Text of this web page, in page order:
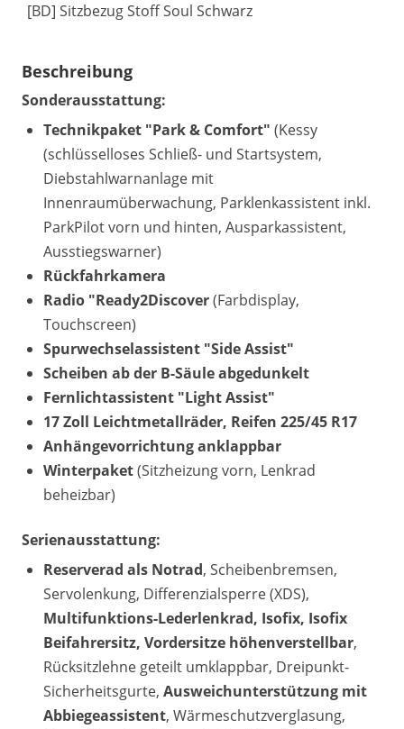
[BD] Sitzbezug Stoff Soul Schwarz
Beschreibung
Sonderausstattung:
Technikpaket "Park & Comfort" (Kessy
(schlüsselloses Schließ- und Startsystem,
Diebstahlwarnanlage mit
Innenraumüberwachung, Parklenkassistent inkl.
ParkPilot vorn und hinten, Ausparkassistent,
Ausstiegswarner)
Rückfahrkamera
Radio "Ready2Discover(Farbdisplay,
Touchscreen)
Spurwechselassistent "Side Assist"
Scheiben ab der B-Säule abgedunkelt
Fernlichtassistent "Light Assist"
17 Zoll Leichtmetallräder, Reifen 225/45 R17
Anhängevorrichtung anklappbar
Winterpaket(Sitzheizung vorn, Lenkrad
beheizbar)
Serienausstattung:
Reserverad als Notrad, Scheibenbremsen,
Servolenkung, Differenzialsperre (XDS),
Multifunktions-Lederlenkrad, Isofix, Isofix
Beifahrersitz, Vordersitze höhenverstellbar,
Rücksitzlehne geteilt umklappbar, Dreipunkt-
Sicherheitsgurte, Ausweichunterstützung mit
Abbiegeassistent, Wärmeschutzverglasung,